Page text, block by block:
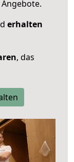
erhalten
, das